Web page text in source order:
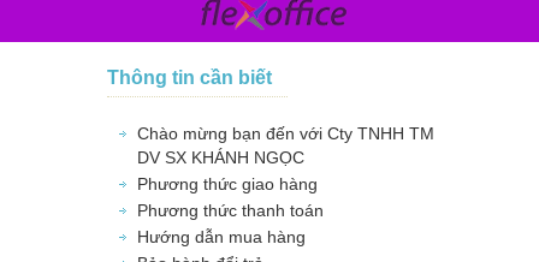
Thông tin cần biết
Chào mừng bạn đến với Cty TNHH TM
DV SX KHÁNH NGỌC
Phương thức giao hàng
Phương thức thanh toán
Hướng dẫn mua hàng